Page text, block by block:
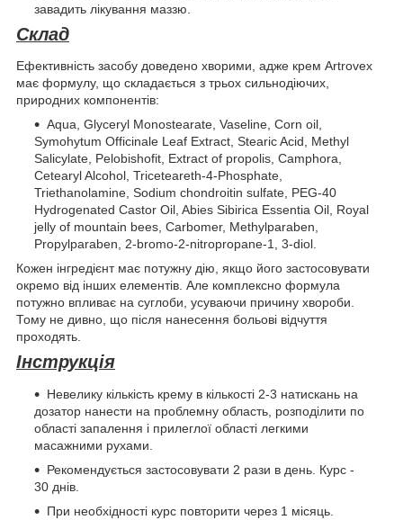
завадить лікування маззю.
Склад
Ефективність засобу доведено хворими, адже крем Artrovex
має формулу, що складається з трьох сильнодіючих,
природних компонентів:
Aqua, Glyceryl Monostearate, Vaseline, Corn oil,
Symohytum Officinale Leaf Extract, Stearic Acid, Methyl
Salicylate, Pelobishofit, Extract of propolis, Camphora,
Cetearyl Alcohol, Triceteareth-4-Phosphate,
Triethanolamine, Sodium chondroitin sulfate, PEG-40
Hydrogenated Castor Oil, Abies Sibirica Essentia Oil, Royal
jelly of mountain bees, Carbomer, Methylparaben,
Propylparaben, 2-bromo-2-nitropropane-1, 3-diol.
Кожен інгредієнт має потужну дію, якщо його застосовувати
окремо від інших елементів. Але комплексно формула
потужно впливає на суглоби, усуваючи причину хвороби.
Тому не дивно, що після нанесення больові відчуття
проходять.
Інструкція
Невелику кількість крему в кількості 2-3 натискань на
дозатор нанести на проблемну область, розподілити по
області запалення і прилеглої області легкими
масажними рухами.
Рекомендується застосовувати 2 рази в день. Курс -
30 днів.
При необхідності курс повторити через 1 місяць.